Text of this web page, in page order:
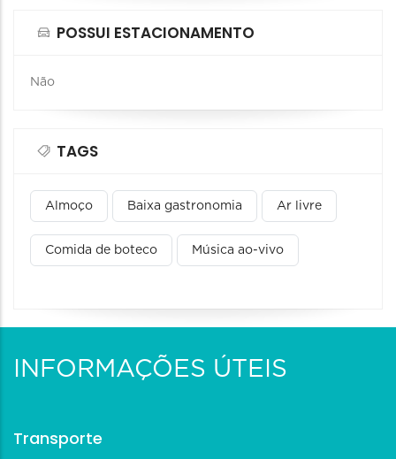
POSSUI ESTACIONAMENTO
Não
TAGS
Almoço Baixa gastronomia Ar livre
Comida de boteco Música ao-vivo
INFORMAÇÕES ÚTEIS
Transporte